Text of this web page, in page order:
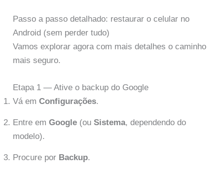
Passo a passo detalhado: restaurar o celular no
Android (sem perder tudo)
Vamos explorar agora com mais detalhes o caminho
mais seguro.
Etapa 1 — Ative o backup do Google
Vá emConfigurações.
Entre emGoogle (ouSistema, dependendo do
modelo).
Procure por Backup.